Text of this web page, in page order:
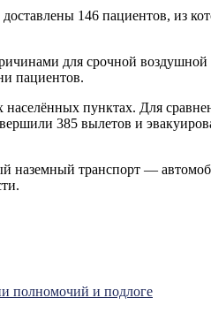
146 пациентов, из
для срочной воздушной
пациентов.
пунктах. Для
385 вылетов и
наземный транспорт —
полномочий и подлоге